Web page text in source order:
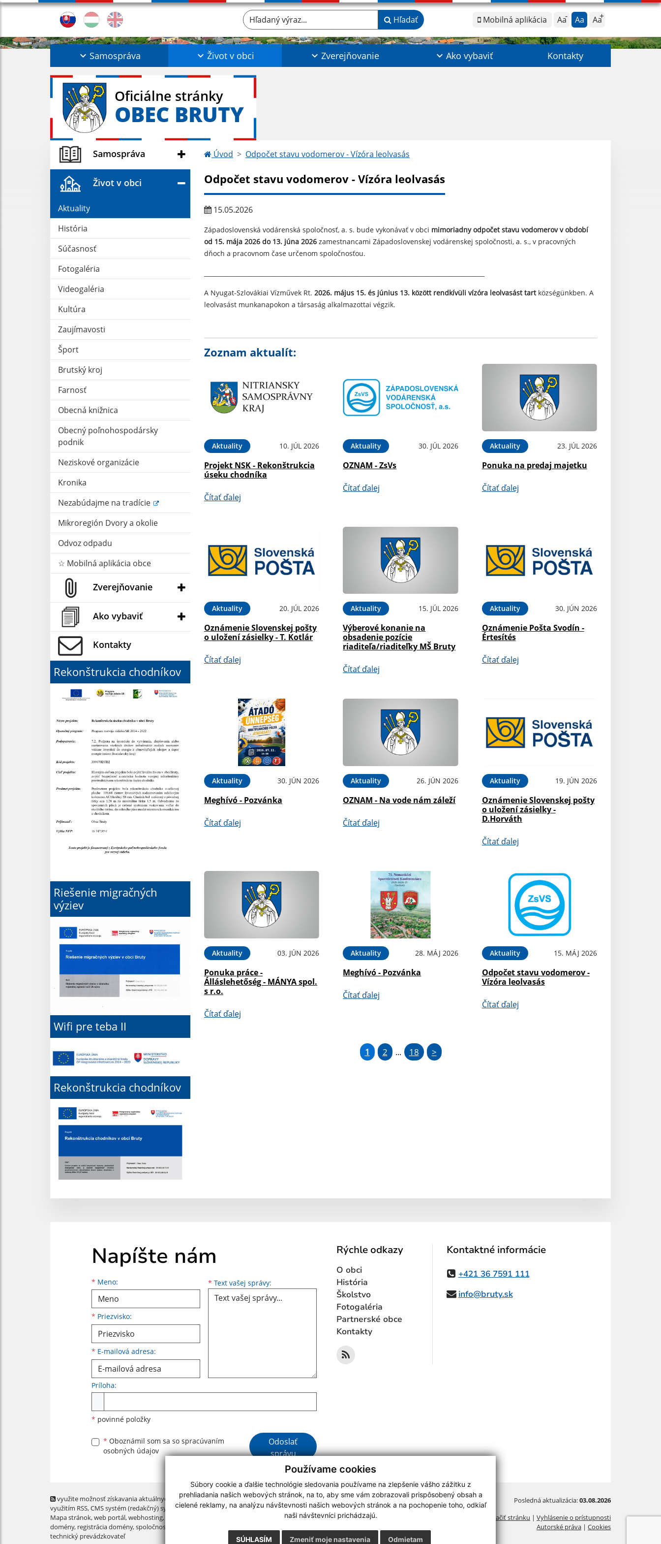
Používame cookies
Súbory cookie a ďalšie technológie sledovania používame na zlepšenie vášho zážitku z
prehliadania našich webových stránok, na to, aby sme vám zobrazovali prispôsobený obsah a
cielené reklamy, na analýzu návštevnosti našich webových stránok a na pochopenie toho, odkiaľ
naši návštevníci prichádzajú.
SÚHLASÍM Odmietam
Zmeniť moje nastavenia
Mobilná aplikácia Aa Aa Aa
Hľadaný výraz... Hľadať
Samospráva Život v obci Zverejňovanie Ako vybaviť Kontakty
Oficiálne stránky
OBEC BRUTY
Samospráva
Život v obci
Aktuality
História
Súčasnosť
Fotogaléria
Videogaléria
Kultúra
Zaujímavosti
Šport
Brutský kroj
Farnosť
Obecná knižnica
Obecný poľnohospodársky
podnik
Neziskové organizácie
Kronika
Nezabúdajme na tradície
Mikroregión Dvory a okolie
Odvoz odpadu
☆ Mobilná aplikácia obce
Zverejňovanie
Ako vybaviť
Kontakty
Rekonštrukcia chodníkov
Riešenie migračných
výziev
Wifi pre teba II
Rekonštrukcia chodníkov
Úvod Odpočet stavu vodomerov - Vízóra leolvasás
Odpočet stavu vodomerov - Vízóra leolvasás
15.05.2026
Západoslovenská vodárenská spoločnosť, a. s. bude vykonávať v obci mimoriadny odpočet stavu vodomerovv období
od 15. mája 2026 do 13. júna 2026 zamestnancami Západoslovenskej vodárenskej spoločnosti, a. s., v pracovných
dňoch a pracovnom čase určenom spoločnosťou.
A Nyugat-Szlovákiai Vízművek Rt. 2026. május 15. és június 13. között rendkívüli vízóra leolvasást tart községünkben. A
leolvasást munkanapokon a társaság alkalmazottai végzik.
Zoznam aktualít:
Aktuality 10. JÚL 2026
Projekt NSK - Rekonštrukcia
úseku chodníka
Čítať ďalej
Aktuality 30. JÚL 2026
OZNAM - ZsVs
Čítať ďalej
Aktuality 23. JÚL 2026
Ponuka na predaj majetku
Čítať ďalej
Aktuality 20. JÚL 2026
Oznámenie Slovenskej pošty
o uložení zásielky - T. Kotlár
Čítať ďalej
Aktuality 15. JÚL 2026
Výberové konanie na
obsadenie pozície
riaditeľa/riaditeľky MŠ Bruty
Čítať ďalej
Aktuality 30. JÚN 2026
Oznámenie Pošta Svodín -
Értesítés
Čítať ďalej
Aktuality 30. JÚN 2026
Meghívó - Pozvánka
Čítať ďalej
Aktuality 26. JÚN 2026
OZNAM - Na vode nám záleží
Čítať ďalej
Aktuality 19. JÚN 2026
Oznámenie Slovenskej pošty
o uložení zásielky -
D.Horváth
Čítať ďalej
Aktuality 03. JÚN 2026
Ponuka práce -
Álláslehetőség - MÁNYA spol.
s r.o.
Čítať ďalej
Aktuality 28. MÁJ 2026
Meghívó - Pozvánka
Čítať ďalej
Aktuality 15. MÁJ 2026
Odpočet stavu vodomerov -
Vízóra leolvasás
Čítať ďalej
1 2 ... 18 >
Napíšte nám
* Meno:
Meno
* Priezvisko:
Priezvisko
* E-mailová adresa:
E-mailová adresa * Text vašej správy: Text vašej správy...
Príloha:
* povinné položky
* Oboznámil som sa so spracúvaním
osobných údajov
Google reCaptcha Response
Odoslať
správu
Rýchle odkazy
O obci
História
Školstvo
Fotogaléria
Partnerské obce
Kontakty
Kontaktné informácie
+421 36 7591 111
info@bruty.sk
využite možnosť získavania aktuálnych informácií s
využitím RSS, CMS systém (redakčný) systém ECHELON 2,
Mapa stránok,web portál,webhosting,
domény, registrácia domény,spoločnosť webex.digital, s.r.o.
technický prevádzkovateľ
Posledná aktualizácia:03.08.2026
Vytlačiť stránku | Vyhlásenie o prístupnosti
Autorské práva | Cookies
webdesign|